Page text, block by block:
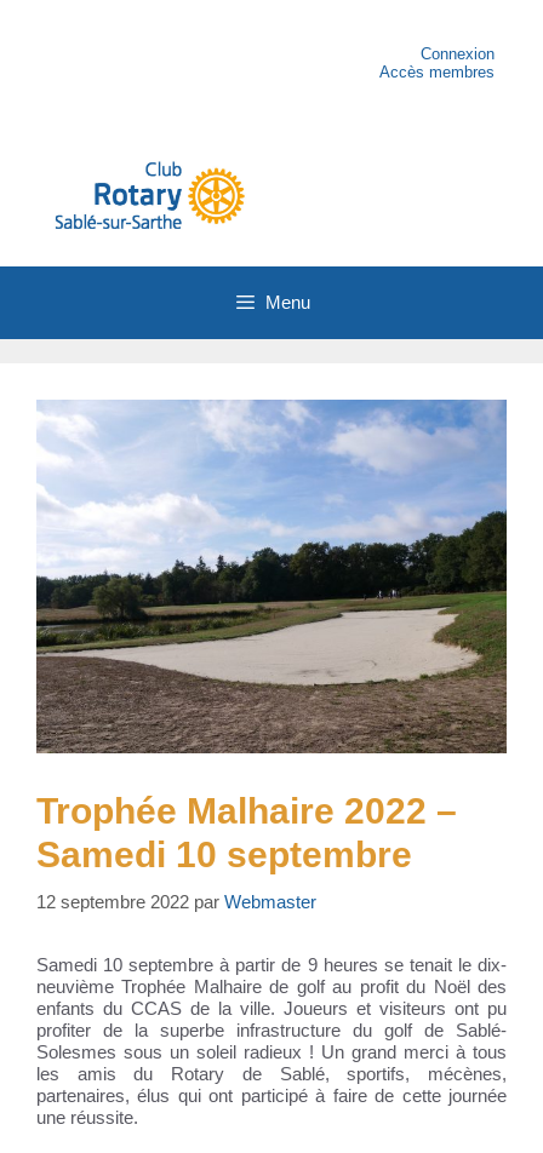
Connexion
Accès membres
Menu
Trophée Malhaire 2022 –
Samedi 10 septembre
12 septembre 2022 par Webmaster
Samedi 10 septembre à partir de 9 heures se tenait le dix-
neuvième Trophée Malhaire de golf au profit du Noël des
enfants du CCAS de la ville. Joueurs et visiteurs ont pu
profiter de la superbe infrastructure du golf de Sablé-
Solesmes sous un soleil radieux ! Un grand merci à tous
les amis du Rotary de Sablé, sportifs, mécènes,
partenaires, élus qui ont participé à faire de cette journée
une réussite.